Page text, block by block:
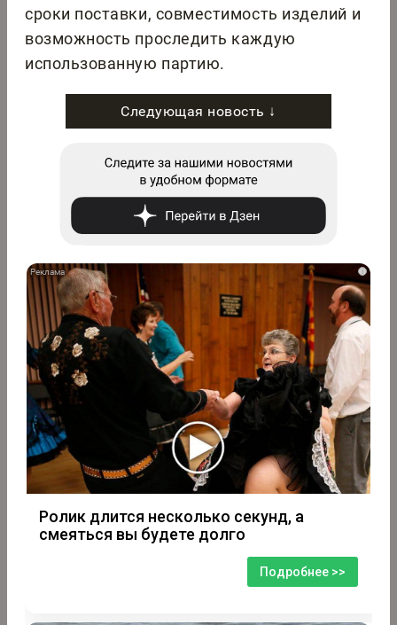
сроки поставки, совместимость изделий и
возможность проследить каждую
использованную партию.
Следующая новость ↓
i
Ролик длится несколько секунд, а
смеяться вы будете долго
Подробнее >>